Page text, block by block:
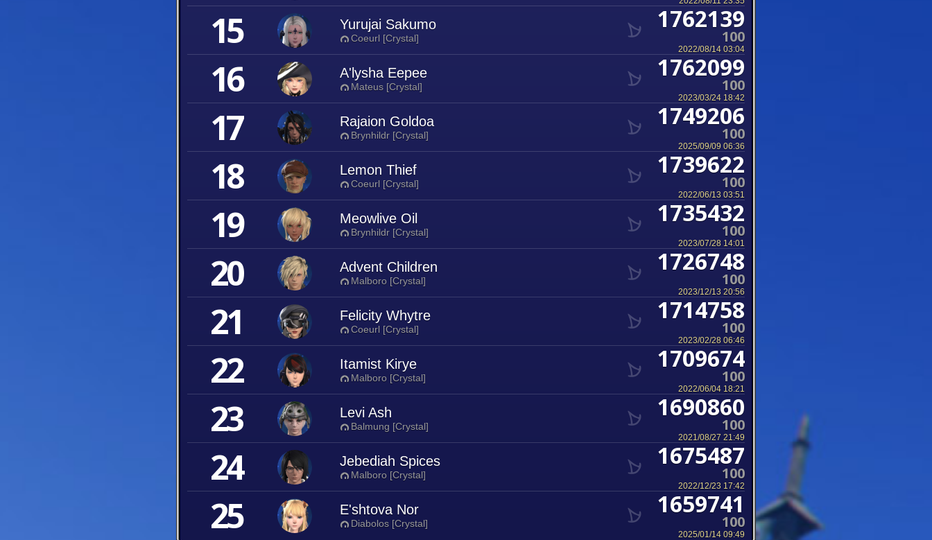
15 Yurujai Sakumo
Coeurl [Crystal]
1762139
100
2022/08/14 03:04
16 A'lysha Eepee
Mateus [Crystal]
1762099
100
2023/03/24 18:42
17 Rajaion Goldoa
Brynhildr [Crystal]
1749206
100
2025/09/09 06:36
18 Lemon Thief
Coeurl [Crystal]
1739622
100
2022/06/13 03:51
19 Meowlive Oil
Brynhildr [Crystal]
1735432
100
2023/07/28 14:01
20 Advent Children
Malboro [Crystal]
1726748
100
2023/12/13 20:56
21 Felicity Whytre
Coeurl [Crystal]
1714758
100
2023/02/28 06:46
22 Itamist Kirye
Malboro [Crystal]
1709674
100
2022/06/04 18:21
23 Levi Ash
Balmung [Crystal]
1690860
100
2021/08/27 21:49
24 Jebediah Spices
Malboro [Crystal]
1675487
100
2022/12/23 17:42
25 E'shtova Nor
Diabolos [Crystal]
1659741
100
2025/01/14 09:49